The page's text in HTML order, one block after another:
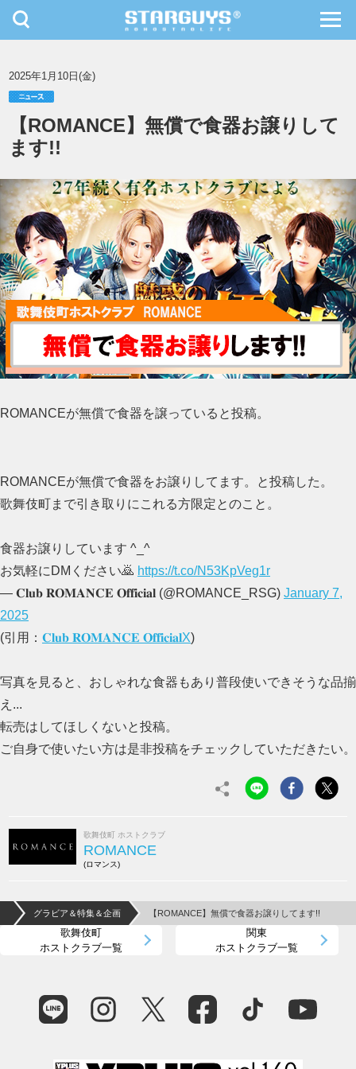
toggle
navigation
2025年1月10日(金)
【ROMANCE】無償で食器お譲りして
ます!!
ROMANCEが無償で食器を譲っていると投稿。
ROMANCEが無償で食器をお譲りしてます。と投稿した。
歌舞伎町まで引き取りにこれる方限定とのこと。
食器お譲りしています︎ ^_^
お気軽にDMください🙇 https://t.co/N53KpVeg1r
— 𝐂𝐥𝐮𝐛 𝐑𝐎𝐌𝐀𝐍𝐂𝐄 𝐎𝐟𝐟𝐢𝐜𝐢𝐚𝐥 (@ROMANCE_RSG) January 7,
2025
(引用： 𝐂𝐥𝐮𝐛 𝐑𝐎𝐌𝐀𝐍𝐂𝐄 𝐎𝐟𝐟𝐢𝐜𝐢𝐚𝐥X)
写真を見ると、おしゃれな食器もあり普段使いできそうな品揃
え...
転売はしてほしくないと投稿。
ご自身で使いたい方は是非投稿をチェックしていただきたい。
歌舞伎町 ホストクラブ
ROMANCE
(ロマンス)
グラビア＆特集＆企画 【ROMANCE】無償で食器お譲りしてます!!
歌舞伎町
ホストクラブ一覧
関東
ホストクラブ一覧